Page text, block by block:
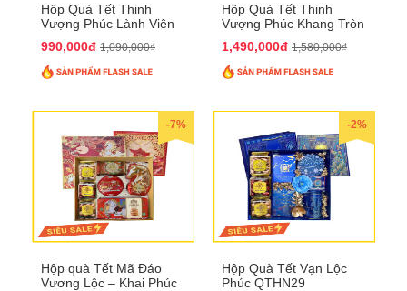
Hộp Quà Tết Thịnh
Vượng Phúc Lành Viên
990,000đ 1,090,000₫
Hộp Quà Tết Thịnh
Vượng Phúc Khang Tròn
1,490,000đ 1,580,000₫
-7%
Hộp quà Tết Mã Đáo
Vương Lộc – Khai Phúc
-2%
Hộp Quà Tết Vạn Lộc
Phúc QTHN29